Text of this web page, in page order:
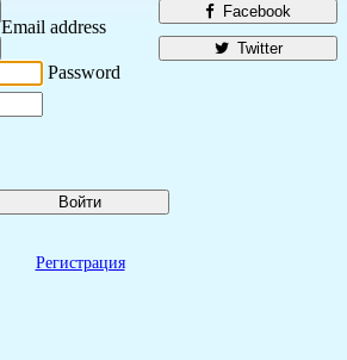
Facebook
Twitter
Email address
Password
Войти
Регистрация